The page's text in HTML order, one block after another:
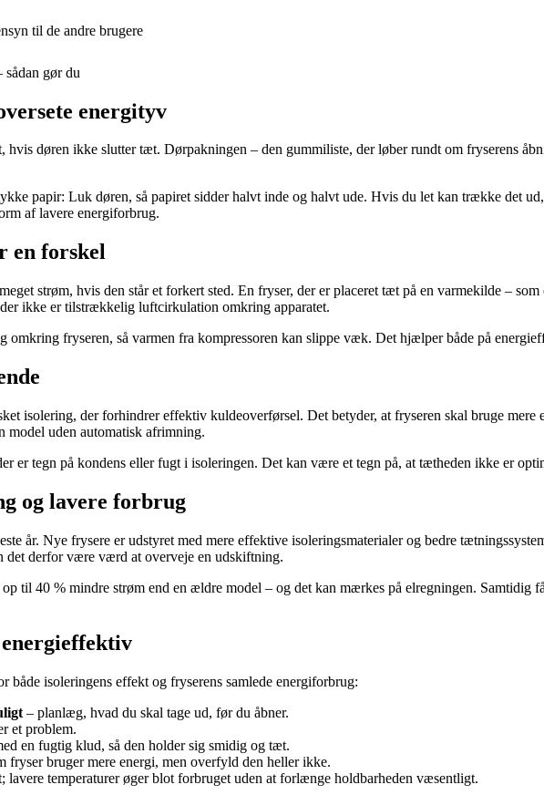
til de andre brugere
sådan gør du
energityv
hvis døren ikke slutter tæt. Dørpakningen – den gummiliste, der løber rundt om fryserens
papir: Luk døren, så papiret sidder halvt inde og halvt ude. Hvis du let kan trække det
af lavere energiforbrug.
en forskel
strøm, hvis den står et forkert sted. En fryser, der er placeret tæt på en varmekilde –
ikke er tilstrækkelig luftcirkulation omkring apparatet.
omkring fryseren, så varmen fra kompressoren kan slippe væk. Det hjælper både på
isolering, der forhindrer effektiv kuldeoverførsel. Det betyder, at fryseren skal bruge
uden automatisk afrimning.
er tegn på kondens eller fugt i isoleringen. Det kan være et tegn på, at tætheden ikke er
og lavere forbrug
år. Nye frysere er udstyret med mere effektive isoleringsmaterialer og bedre
det derfor være værd at overveje en udskiftning.
til 40 % mindre strøm end en ældre model – og det kan mærkes på elregningen.
både isoleringens effekt og fryserens samlede energiforbrug:
– planlæg, hvad du skal tage ud, før du åbner.
et problem.
en fugtig klud, så den holder sig smidig og tæt.
fryser bruger mere energi, men overfyld den heller ikke.
lavere temperaturer øger blot forbruget uden at forlænge holdbarheden væsentligt.